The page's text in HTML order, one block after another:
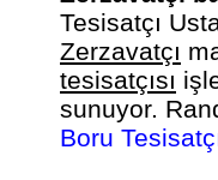
Tesisatçı
Zerzavatçı
tesisatçısı
sunuyor.
Boru